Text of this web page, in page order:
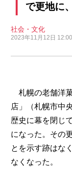
で更地に
社会・文化
2023年11月12日
札幌の老舗洋
店」（札幌市中
歴史に幕を閉じ
になった。その
とを示す跡はな
なくなった。